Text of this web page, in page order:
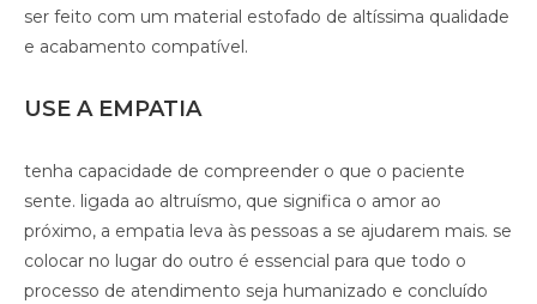
ser feito com um material estofado de altíssima qualidade
e acabamento compatível.
USE A EMPATIA
tenha capacidade de compreender o que o paciente
sente. ligada ao altruísmo, que significa o amor ao
próximo, a empatia leva às pessoas a se ajudarem mais. se
colocar no lugar do outro é essencial para que todo o
processo de atendimento seja humanizado e concluído